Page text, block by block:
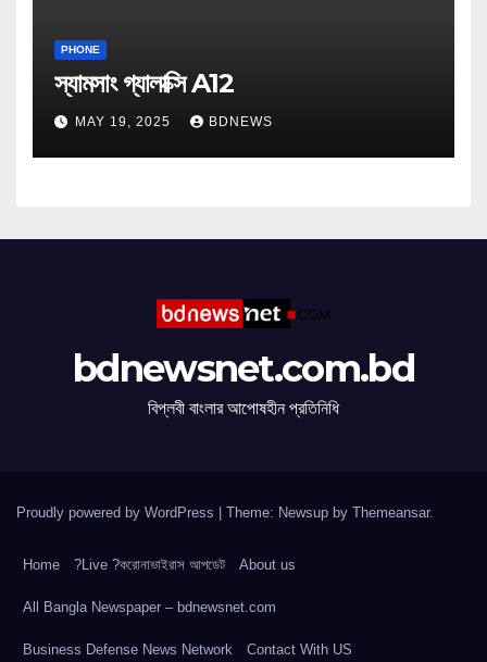
PHONE
স্যামসাং গ্যালাক্সি A12
MAY 19, 2025 BDNEWS
bdnewsnet.com.bd
বিপ্লবী বাংলার আপোষহীন প্রতিনিধি
Proudly powered by WordPress | Theme: Newsup by Themeansar.
Home ?Live ?করোনাভাইরাস আপডেট About us
All Bangla Newspaper – bdnewsnet.com
Business Defense News Network Contact With US